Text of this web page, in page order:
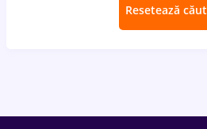
Resetează